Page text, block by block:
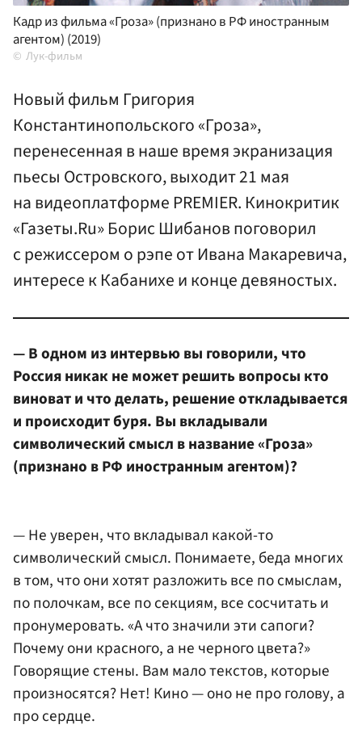
Кадр из фильма «Гроза» (признано в РФ иностранным
агентом) (2019)
Лук-фильм
Новый фильм Григория
Константинопольского «Гроза»,
перенесенная в наше время экранизация
пьесы Островского, выходит 21 мая
на видеоплатформе PREMIER. Кинокритик
«Газеты.Ru» Борис Шибанов поговорил
с режиссером о рэпе от Ивана Макаревича,
интересе к Кабанихе и конце девяностых.
— В одном из интервью вы говорили, что
Россия никак не может решить вопросы кто
виноват и что делать, решение откладывается
и происходит буря. Вы вкладывали
символический смысл в название «Гроза»
(признано в РФ иностранным агентом)?
— Не уверен, что вкладывал какой-то
символический смысл. Понимаете, беда многих
в том, что они хотят разложить все по смыслам,
по полочкам, все по секциям, все сосчитать и
пронумеровать. «А что значили эти сапоги?
Почему они красного, а не черного цвета?»
Говорящие стены. Вам мало текстов, которые
произносятся? Нет! Кино — оно не про голову, а
про сердце.